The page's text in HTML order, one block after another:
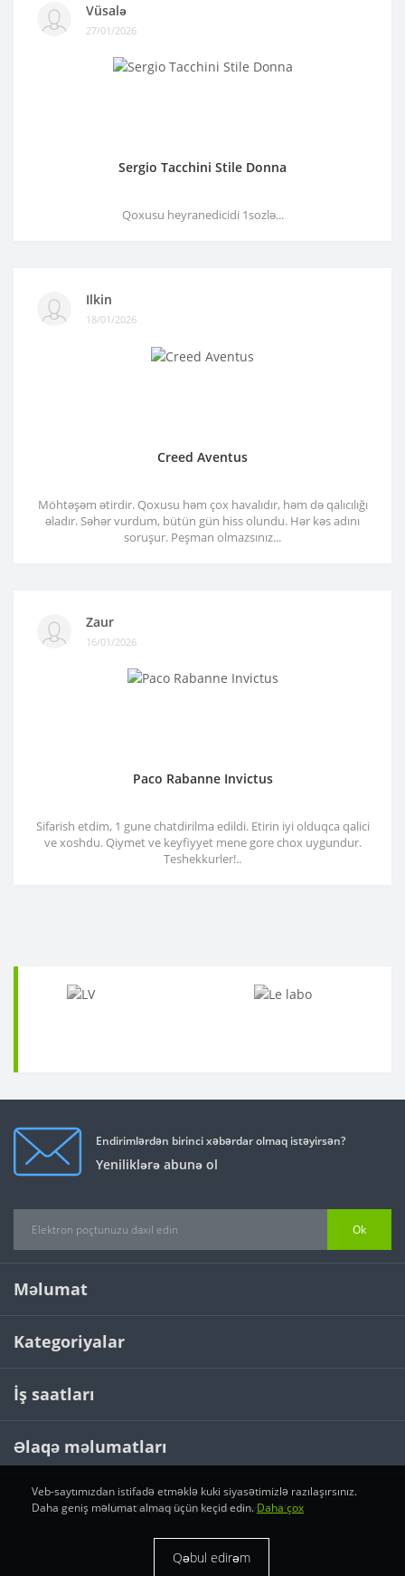
Vüsalə
27/01/2026
Sergio Tacchini Stile Donna
Qoxusu heyranedicidi 1sozlə...
Ilkin
18/01/2026
Creed Aventus
Möhtəşəm ətirdir. Qoxusu həm çox havalıdır, həm də qalıcılığı
əladır. Səhər vurdum, bütün gün hiss olundu. Hər kəs adını
soruşur. Peşman olmazsınız...
Zaur
16/01/2026
Paco Rabanne Invictus
Sifarish etdim, 1 gune chatdirilma edildi. Etirin iyi olduqca qalici
ve xoshdu. Qiymet ve keyfiyyet mene gore chox uygundur.
Teshekkurler!..
Endirimlərdən birinci xəbərdar olmaq istəyirsən?
Yeniliklərə abunə ol
Ok
Məlumat
Kategoriyalar
İş saatları
Əlaqə məlumatları
VÖEN 1406295172 Dreamscent © 2026
Veb-saytımızdan istifadə etməklə kuki siyasətimizlə razılaşırsınız.
Daha geniş məlumat almaq üçün keçid edin.Daha çox
Qəbul edirəm